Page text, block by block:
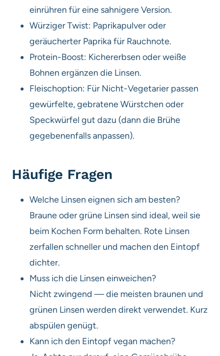
einrühren für eine sahnigere Version.
Würziger Twist: Paprikapulver oder
geräucherter Paprika für Rauchnote.
Protein-Boost: Kichererbsen oder weiße
Bohnen ergänzen die Linsen.
Fleischoption: Für Nicht-Vegetarier passen
gewürfelte, gebratene Würstchen oder
Speckwürfel gut dazu (dann die Brühe
gegebenenfalls anpassen).
Häufige Fragen
Welche Linsen eignen sich am besten?
Braune oder grüne Linsen sind ideal, weil sie
beim Kochen Form behalten. Rote Linsen
zerfallen schneller und machen den Eintopf
dichter.
Muss ich die Linsen einweichen?
Nicht zwingend — die meisten braunen und
grünen Linsen werden direkt verwendet. Kurz
abspülen genügt.
Kann ich den Eintopf vegan machen?